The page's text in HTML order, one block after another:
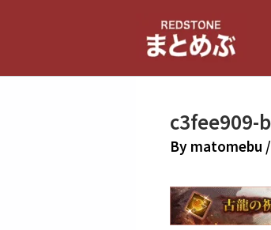
ス
c3fee909-
By matomebu /